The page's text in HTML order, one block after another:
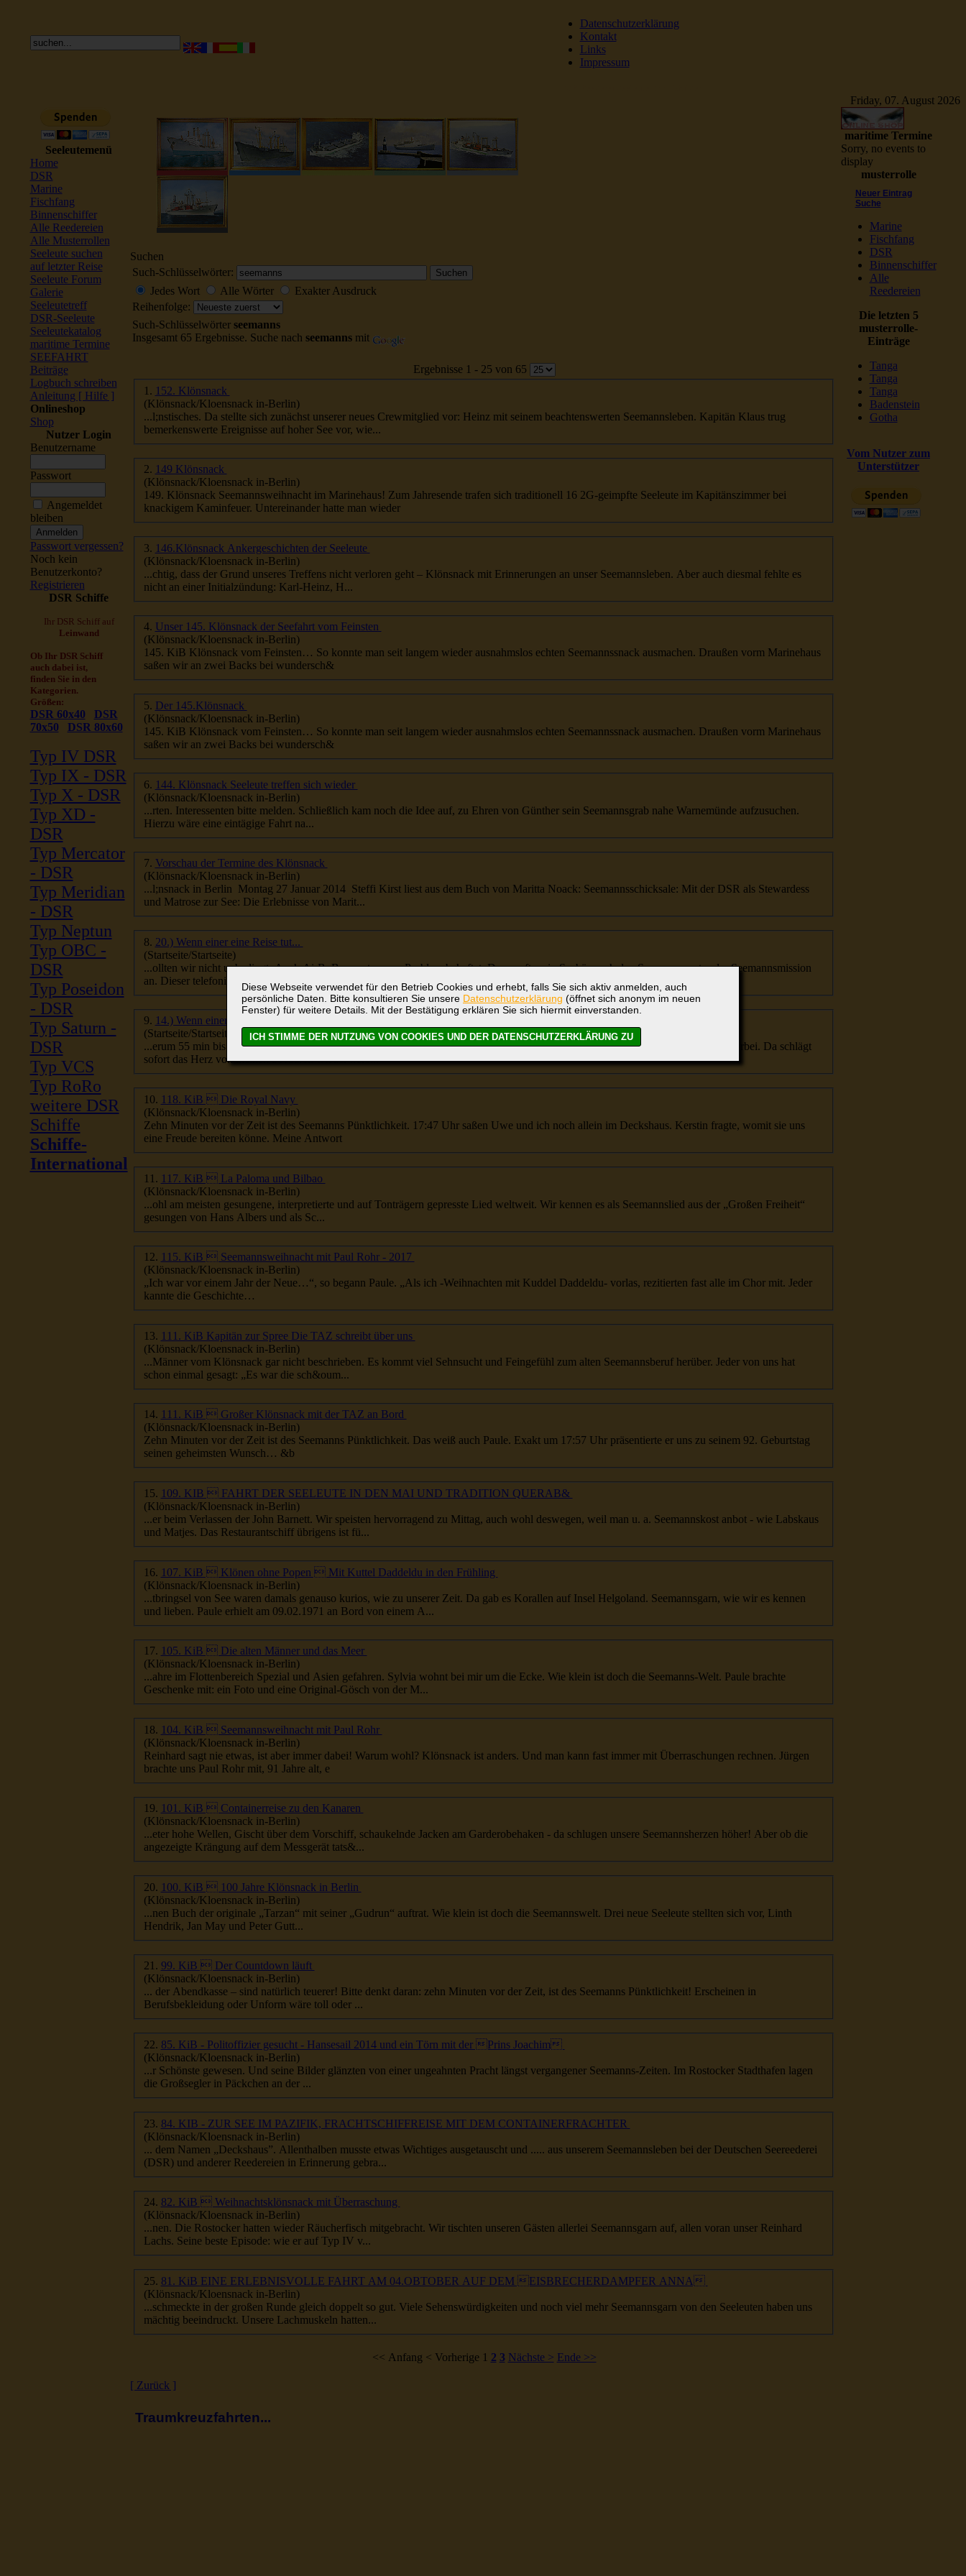
Diese Webseite verwendet für den Betrieb Cookies und erhebt, falls Sie sich aktiv anmelden, auch
persönliche Daten. Bitte konsultieren Sie unsere Datenschutzerklärung (öffnet sich anonym im neuen
Fenster) für weitere Details. Mit der Bestätigung erklären Sie sich hiermit einverstanden.
Datenschutzerklärung
Kontakt
Links
Impressum
Friday, 07. August 2026
Seeleutemenü
Home
DSR
Marine
Fischfang
Binnenschiffer
Alle Reedereien
Alle Musterrollen
Seeleute suchen
auf letzter Reise
Seeleute Forum
Galerie
Seeleutetreff
DSR-Seeleute
Seeleutekatalog
maritime Termine
SEEFAHRT
Beiträge
Logbuch schreiben
Anleitung [ Hilfe ]
Onlineshop
Shop
Nutzer Login
Benutzername
Passwort
Angemeldet
bleiben
Passwort vergessen?
Noch kein
Benutzerkonto?
Registrieren
DSR Schiffe
Ihr DSR Schiff auf
Leinwand
Ob Ihr DSR Schiff
auch dabei ist,
finden Sie in den
Kategorien.
Größen:
DSR 60x40
DSR
70x50
DSR 80x60
Typ IV DSR
Typ IX - DSR
Typ X - DSR
Typ XD -
DSR
Typ Mercator
- DSR
Typ Meridian
- DSR
Typ Neptun
Typ OBC -
DSR
Typ Poseidon
- DSR
Typ Saturn -
DSR
Typ VCS
Typ RoRo
weitere DSR
Schiffe
Schiffe-
International
Suchen
Such-Schlüsselwörter:
Jedes Wort
Alle Wörter
Exakter Ausdruck
Reihenfolge:
Such-Schlüsselwörter seemanns
Insgesamt 65 Ergebnisse. Suche nach seemannsmit
Ergebnisse 1 - 25 von 65
1. 152. Klönsnack
(Klönsnack/Kloensnack in-Berlin)
...l;nstisches. Da stellte sich zunächst unserer neues Crewmitglied vor: Heinz mit seinem beachtenswerten Seemannsleben. Kapitän Klaus trug
bemerkenswerte Ereignisse auf hoher See vor, wie...
2. 149 Klönsnack
(Klönsnack/Kloensnack in-Berlin)
149. Klönsnack Seemannsweihnacht im Marinehaus! Zum Jahresende trafen sich traditionell 16 2G-geimpfte Seeleute im Kapitänszimmer bei
knackigem Kaminfeuer. Untereinander hatte man wieder
3. 146.Klönsnack Ankergeschichten der Seeleute
(Klönsnack/Kloensnack in-Berlin)
...chtig, dass der Grund unseres Treffens nicht verloren geht – Klönsnack mit Erinnerungen an unser Seemannsleben. Aber auch diesmal fehlte es
nicht an einer Initialzündung: Karl-Heinz, H...
4. Unser 145. Klönsnack der Seefahrt vom Feinsten
(Klönsnack/Kloensnack in-Berlin)
145. KiB Klönsnack vom Feinsten… So konnte man seit langem wieder ausnahmslos echten Seemannssnack ausmachen. Draußen vorm Marinehaus
saßen wir an zwei Backs bei wundersch&
5. Der 145.Klönsnack
(Klönsnack/Kloensnack in-Berlin)
145. KiB Klönsnack vom Feinsten… So konnte man seit langem wieder ausnahmslos echten Seemannssnack ausmachen. Draußen vorm Marinehaus
saßen wir an zwei Backs bei wundersch&
6. 144. Klönsnack Seeleute treffen sich wieder
(Klönsnack/Kloensnack in-Berlin)
...rten. Interessenten bitte melden. Schließlich kam noch die Idee auf, zu Ehren von Günther sein Seemannsgrab nahe Warnemünde aufzusuchen.
Hierzu wäre eine eintägige Fahrt na...
7. Vorschau der Termine des Klönsnack
(Klönsnack/Kloensnack in-Berlin)
...l;nsnack in Berlin Montag 27 Januar 2014 Steffi Kirst liest aus dem Buch von Maritta Noack: Seemannsschicksale: Mit der DSR als Stewardess
und Matrose zur See: Die Erlebnisse von Marit...
8. 20.) Wenn einer eine Reise tut...
(Startseite/Startseite)
...ollten wir nicht unbedingt. Auch AirBnB war etwas zu Problem behaftet. Dann ruft mein Seebär noch denSeemannspastor derSeemannsmission
an. Dieser telefoniert auch die ihm bekannten Hotels dur...
9. 14.) Wenn einer eine Reise tut...
(Startseite/Startseite)
...erum 55 min bis ins Centrum. Von weitem können wir den Containerhafen sehen. Wir kommen sogar an der
mission vorbei. Da schlägt
sofort das Herz von meinen Seebären wieder h&o...
10. 118. KiB  Die Royal Navy
(Klönsnack/Kloensnack in-Berlin)
Zehn Minuten vor der Zeit ist des SeemannsPünktlichkeit. 17:47 Uhr saßen Uwe und ich noch allein im Deckshaus. Kerstin fragte, womit sie uns
eine Freude bereiten könne. Meine Antwort
11. 117. KiB  La Paloma und Bilbao
(Klönsnack/Kloensnack in-Berlin)
...ohl am meisten gesungene, interpretierte und auf Tonträgern gepresste Lied weltweit. Wir kennen es als Seemannslied aus der „Großen Freiheit“
gesungen von Hans Albers und als Sc...
12. 115. KiB  Seemannsweihnacht mit Paul Rohr - 2017
(Klönsnack/Kloensnack in-Berlin)
„Ich war vor einem Jahr der Neue…“, so begann Paule. „Als ich -Weihnachten mit Kuddel Daddeldu- vorlas, rezitierten fast alle im Chor mit. Jeder
kannte die Geschichte…
13. 111. KiB Kapitän zur Spree Die TAZ schreibt über uns
(Klönsnack/Kloensnack in-Berlin)
...Männer vom Klönsnack gar nicht beschrieben. Es kommt viel Sehnsucht und Feingefühl zum alten Seemannsberuf herüber. Jeder von uns hat
schon einmal gesagt: „Es war die sch&oum...
14. 111. KiB  Großer Klönsnack mit der TAZ an Bord
(Klönsnack/Kloensnack in-Berlin)
Zehn Minuten vor der Zeit ist des SeemannsPünktlichkeit. Das weiß auch Paule. Exakt um 17:57 Uhr präsentierte er uns zu seinem 92. Geburtstag
seinen geheimsten Wunsch… &b
15. 109. KIB  FAHRT DER SEELEUTE IN DEN MAI UND TRADITION QUERAB&
(Klönsnack/Kloensnack in-Berlin)
...er beim Verlassen der John Barnett. Wir speisten hervorragend zu Mittag, auch wohl deswegen, weil man u. a. Seemannskost anbot - wie Labskaus
und Matjes. Das Restaurantschiff übrigens ist fü...
16. 107. KiB  Klönen ohne Popen  Mit Kuttel Daddeldu in den Frühling
(Klönsnack/Kloensnack in-Berlin)
...tbringsel von See waren damals genauso kurios, wie zu unserer Zeit. Da gab es Korallen auf Insel Helgoland. Seemannsgarn, wie wir es kennen
und lieben. Paule erhielt am 09.02.1971 an Bord von einem A...
17. 105. KiB  Die alten Männer und das Meer
(Klönsnack/Kloensnack in-Berlin)
...ahre im Flottenbereich Spezial und Asien gefahren. Sylvia wohnt bei mir um die Ecke. Wie klein ist doch die Seemanns-Welt. Paule brachte
Geschenke mit: ein Foto und eine Original-Gösch von der M...
18. 104. KiB  Seemannsweihnacht mit Paul Rohr
(Klönsnack/Kloensnack in-Berlin)
Reinhard sagt nie etwas, ist aber immer dabei! Warum wohl? Klönsnack ist anders. Und man kann fast immer mit Überraschungen rechnen. Jürgen
brachte uns Paul Rohr mit, 91 Jahre alt, e
19. 101. KiB  Containerreise zu den Kanaren
(Klönsnack/Kloensnack in-Berlin)
...eter hohe Wellen, Gischt über dem Vorschiff, schaukelnde Jacken am Garderobehaken - da schlugen unsere Seemannsherzen höher! Aber ob die
angezeigte Krängung auf dem Messgerät tats&...
20. 100. KiB  100 Jahre Klönsnack in Berlin
(Klönsnack/Kloensnack in-Berlin)
...nen Buch der originale „Tarzan“ mit seiner „Gudrun“ auftrat. Wie klein ist doch die Seemannswelt. Drei neue Seeleute stellten sich vor, Linth
Hendrik, Jan May und Peter Gutt...
21. 99. KiB  Der Countdown läuft
(Klönsnack/Kloensnack in-Berlin)
... der Abendkasse – sind natürlich teuerer! Bitte denkt daran: zehn Minuten vor der Zeit, ist des SeemannsPünktlichkeit! Erscheinen in
Berufsbekleidung oder Unform wäre toll oder ...
22. 85. KiB - Politoffizier gesucht - Hansesail 2014 und ein Törn mit der Prins Joachim
(Klönsnack/Kloensnack in-Berlin)
...r Schönste gewesen. Und seine Bilder glänzten von einer ungeahnten Pracht längst vergangener Seemanns-Zeiten. Im Rostocker Stadthafen lagen
die Großsegler in Päckchen an der ...
23. 84. KIB - ZUR SEE IM PAZIFIK, FRACHTSCHIFFREISE MIT DEM CONTAINERFRACHTER
(Klönsnack/Kloensnack in-Berlin)
... dem Namen „Deckshaus”. Allenthalben musste etwas Wichtiges ausgetauscht und ..... aus unserem Seemannsleben bei der Deutschen Seereederei
(DSR) und anderer Reedereien in Erinnerung gebra...
24. 82. KiB  Weihnachtsklönsnack mit Überraschung
(Klönsnack/Kloensnack in-Berlin)
...nen. Die Rostocker hatten wieder Räucherfisch mitgebracht. Wir tischten unseren Gästen allerlei Seemannsgarn auf, allen voran unser Reinhard
Lachs. Seine beste Episode: wie er auf Typ IV v...
25.
81. KiB EINE ERLEBNISVOLLE FAHRT AM 04.OBTOBER AUF DEM EISBRECHERDAMPFER ANNA
(Klönsnack/Kloensnack in-Berlin)
...schmeckte in der großen Runde gleich doppelt so gut. Viele Sehenswürdigkeiten und noch viel mehr Seemannsgarn von den Seeleuten haben uns
mächtig beeindruckt. Unsere Lachmuskeln hatten...
<< Anfang < Vorherige 1 2 3 Nächste > Ende >>
[ Zurück ]
Traumkreuzfahrten...
maritime Termine
Sorry, no events to
display
musterrolle
Neuer Eintrag
Suche
Marine
Fischfang
DSR
Binnenschiffer
Alle
Reedereien
Die letzten 5
musterrolle-
Einträge
Tanga
Tanga
Tanga
Badenstein
Gotha
Vom Nutzer zum
Unterstützer